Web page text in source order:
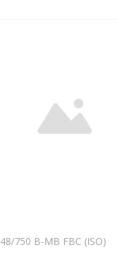
750 B-MB FBC (ISO)